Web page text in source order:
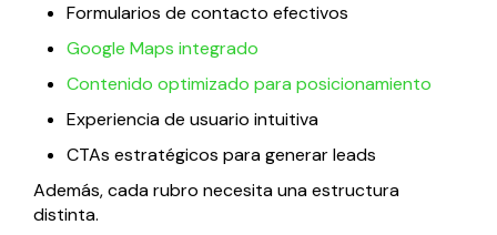
Formularios de contacto efectivos
Google Maps integrado
Contenido optimizado para posicionamiento
Experiencia de usuario intuitiva
CTAs estratégicos para generar leads
Además, cada rubro necesita una estructura
distinta.